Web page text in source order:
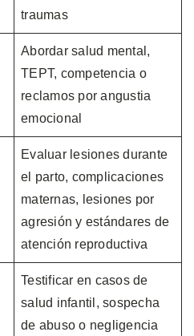
traumas
Abordar salud mental,
TEPT, competencia o
reclamos por angustia
emocional
Evaluar lesiones durante
el parto, complicaciones
maternas, lesiones por
agresión y estándares de
atención reproductiva
Testificar en casos de
salud infantil, sospecha
de abuso o negligencia